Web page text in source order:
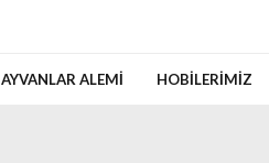
ALEMI HOBILERIMIZ